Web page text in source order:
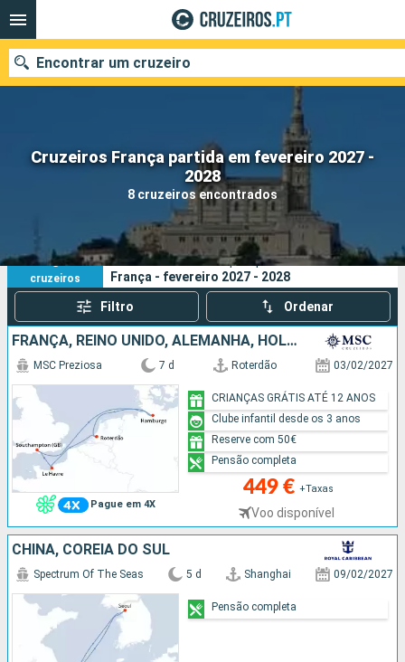
Cruzeiros França partida em fevereiro 2027 -
2028
8 cruzeiros encontrados
Encontrar um cruzeiro
Quando ir?
Data de partida
Portos Companhias
Pesquisar
8
cruzeiros
Os seus critérios de pesquisa:
França - fevereiro 2027 - 2028
Filtro Ordenar
FRANÇA, REINO UNIDO, ALEMANHA, HOLANDA
Pague em 4X
MSC Preziosa 7 d Roterdão 03/02/2027
449 € +Taxas
Voo disponível
CRIANÇAS GRÁTIS ATÉ 12 ANOS
Clube infantil desde os 3 anos
Reserve com 50€
Pensão completa
CHINA, COREIA DO SUL
Spectrum Of The Seas 5 d Shanghai 09/02/2027
Pensão completa